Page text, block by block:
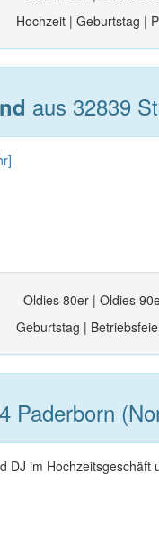
Hochzeit | Geburtstag |
aus 32839
Oldies 80er | Oldies
Geburtstag |
Paderborn
DJ im Hochzeitsgeschäft